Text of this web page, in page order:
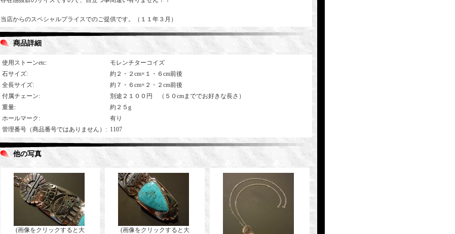
当店からのスペシャルプライスでのご提供です。（１１年３月）
商品詳細
使用ストーンetc:
モレンチターコイズ
石サイズ:
約２・２cm×１・６cm前後
全長サイズ:
約７・６cm×２・２cm前後
付属チェーン:
別途２１００円 （５０cmまででお好きな長さ）
重量:
約２５g
ホールマーク :
有り
管理番号（商品番号ではありません） : 1107
他の写真
(画像をクリックすると大
(画像をクリックすると大